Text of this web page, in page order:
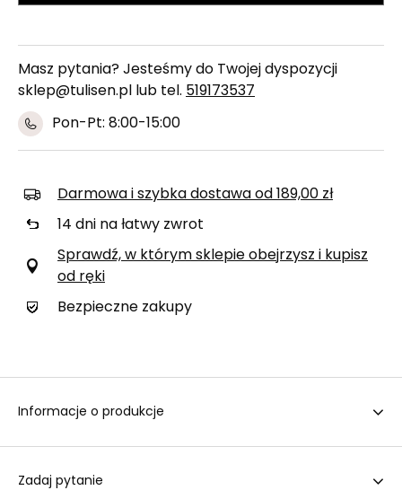
Masz pytania? Jesteśmy do Twojej dyspozycji
sklep@tulisen.pl lub tel. 519173537
Pon-Pt: 8:00-15:00
Darmowa i szybka dostawa od 189,00 zł
14 dni na łatwy zwrot
Sprawdź, w którym sklepie obejrzysz i kupisz
od ręki
Bezpieczne zakupy
Informacje o produkcje
Zadaj pytanie